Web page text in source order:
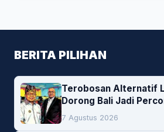
BERITA PILIHAN
Terobosan Alternatif
Dorong Bali Jadi
Pembiayaan Daerah
7 Agustus 2026